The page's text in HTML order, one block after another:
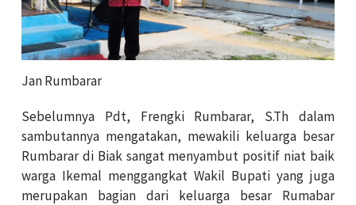
Jan Rumbarar
Sebelumnya Pdt, Frengki Rumbarar, S.Th dalam
sambutannya mengatakan, mewakili keluarga besar
Rumbarar di Biak sangat menyambut positif niat baik
warga Ikemal menggangkat Wakil Bupati yang juga
merupakan bagian dari keluarga besar Rumabar